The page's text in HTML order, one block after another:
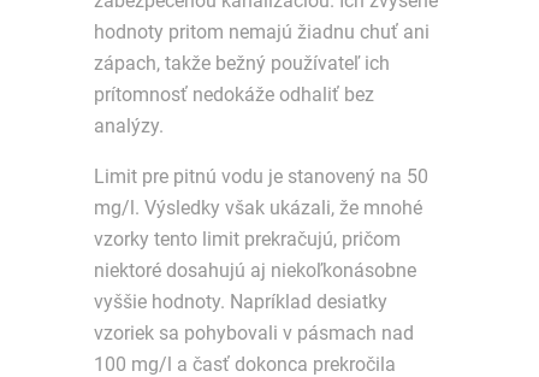
hodnoty pritom nemajú žiadnu chuť ani
zápach, takže bežný používateľ ich
prítomnosť nedokáže odhaliť bez
analýzy.
Limit pre pitnú vodu je stanovený na 50
mg/l. Výsledky však ukázali, že mnohé
vzorky tento limit prekračujú, pričom
niektoré dosahujú aj niekoľkonásobne
vyššie hodnoty. Napríklad desiatky
vzoriek sa pohybovali v pásmach nad
100 mg/l a časť dokonca prekročila